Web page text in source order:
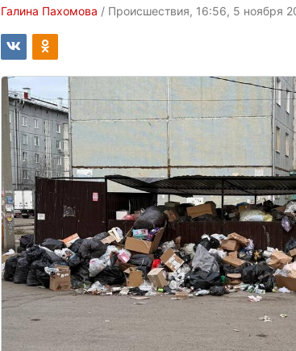
Галина Пахомова / Происшествия, 16:56, 5 ноября